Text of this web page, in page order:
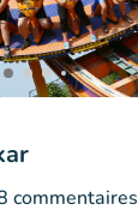
commentaires